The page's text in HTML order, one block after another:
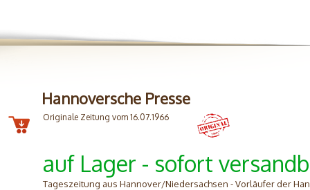
Hannoversche Presse
Originale Zeitung vom 16.07.1966
auf Lager - sofort
Tageszeitung aus Hannover/Niedersachsen - Vorläufer der